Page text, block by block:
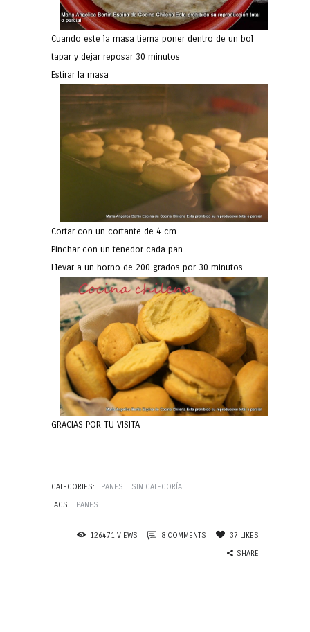
Cuando este la masa tierna poner dentro de un bol
tapar y dejar reposar 30 minutos
Estirar la masa
Cortar con un cortante de 4 cm
Pinchar con un tenedor cada pan
Llevar a un horno de 200 grados por 30 minutos
GRACIAS POR TU VISITA
CATEGORIES: PANES
SIN CATEGORÍA
TAGS:
PANES
126471 VIEWS 8 COMMENTS 37 LIKES
SHARE